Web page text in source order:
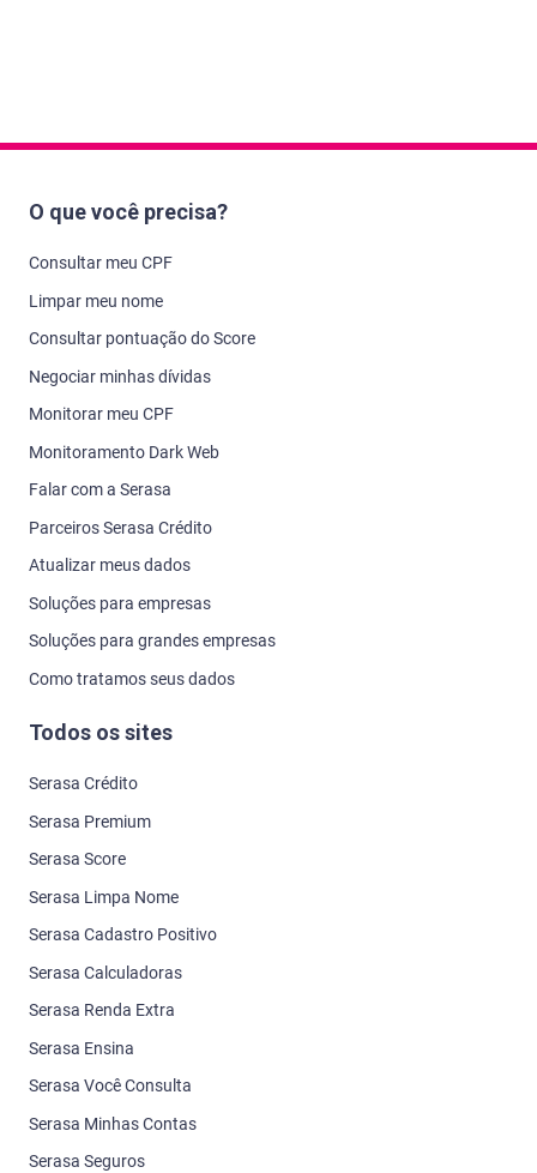
O que você precisa?
Consultar meu CPF
Limpar meu nome
Consultar pontuação do Score
Negociar minhas dívidas
Monitorar meu CPF
Monitoramento Dark Web
Falar com a Serasa
Parceiros Serasa Crédito
Atualizar meus dados
Soluções para empresas
Soluções para grandes empresas
Como tratamos seus dados
Todos os sites
Serasa Crédito
Serasa Premium
Serasa Score
Serasa Limpa Nome
Serasa Cadastro Positivo
Serasa Calculadoras
Serasa Renda Extra
Serasa Ensina
Serasa Você Consulta
Serasa Minhas Contas
Serasa Seguros